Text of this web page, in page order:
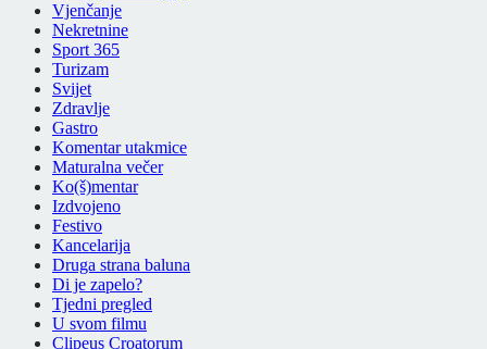
Vjenčanje
Nekretnine
Sport 365
Turizam
Svijet
Zdravlje
Gastro
Komentar utakmice
Maturalna večer
Ko(š)mentar
Izdvojeno
Festivo
Kancelarija
Druga strana baluna
Di je zapelo?
Tjedni pregled
U svom filmu
Clipeus Croatorum